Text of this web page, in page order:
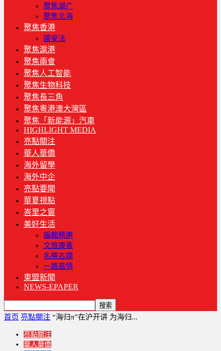
聚焦湖广
聚焦北海
聚焦香港
國安法
聚焦滬港
聚焦兩會
聚焦人工智能
聚焦生物科技
聚焦長三角
聚焦粵港澳大灣區
聚焦「新能源」汽車
HIGHLIGHT MEDIA
亮點關注
華人華僑
海外留學
海外中企
亮點要聞
華夏視點
峇里之窗
美好生活
編輯精選
文旅康養
名勝古蹟
一路風情
東盟新聞
NEWS-EPAPER
首页 亮點關注 “海归π”在沪开讲 为海归...
亮點關注
華人華僑